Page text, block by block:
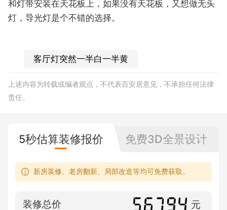
和灯带安装在天花板上，如果没有天花板，又想做无头
灯，导光灯是个不错的选择。
客厅灯突然一半白一半黄
上述内容为转载或编者观点，不代表百安居意见，不承担任何法律
责任。
5秒估算装修报价 免费3D全景设计
新房装修、老房翻新、局部改造等均可免费获取。
装修总价 元